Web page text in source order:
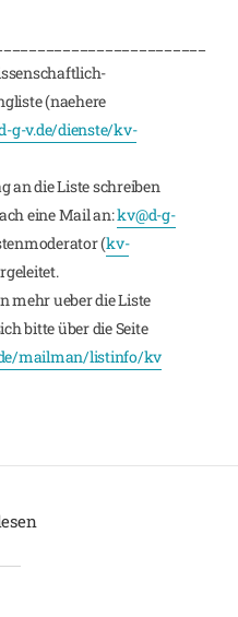
(naehere
g-v.de/dienste/kv-
an die Liste schreiben
eine Mail an:kv@d-g-
(kv-
mehr ueber die Liste
bitte über die Seite
mailman/listinfo/kv